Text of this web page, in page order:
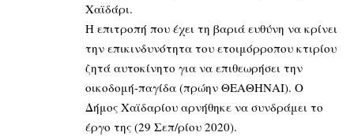
Χαϊδάρι.
Η επιτροπή που έχει τη βαριά ευθύνη να κρίνει
την επικινδυνότητα του ετοιμόρροπου κτιρίου
ζητά αυτοκίνητο για να επιθεωρήσει την
οικοδομή-παγίδα (πρώην ΘΕΑΘΗΝΑΙ). Ο
Δήμος Χαϊδαρίου αρνήθηκε να συνδράμει το
έργο της (29 Σεπ/ρίου 2020).